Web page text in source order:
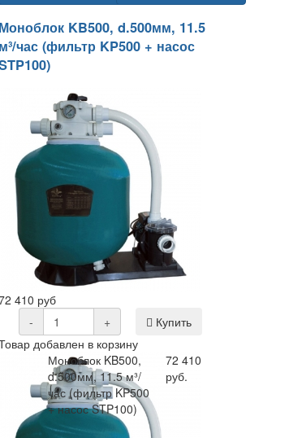
Моноблок KB500, d.500мм, 11.5
м³/час (фильтр KP500 + насос
410 руб
-
+
Купить
добавлен в корзину
Моноблок KB500,
d.500мм, 11.5 м³/
час (фильтр KP500
+ насос STP100)
72 410
руб.